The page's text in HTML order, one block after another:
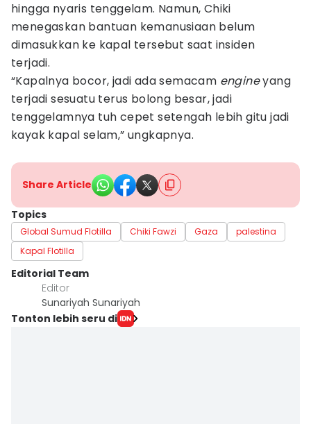
hingga nyaris tenggelam. Namun, Chiki
menegaskan bantuan kemanusiaan belum
dimasukkan ke kapal tersebut saat insiden
terjadi.
“Kapalnya bocor, jadi ada semacam engineyang
terjadi sesuatu terus bolong besar, jadi
tenggelamnya tuh cepet setengah lebih gitu jadi
kayak kapal selam,” ungkapnya.
Share Article
Topics
Global Sumud Flotilla Chiki Fawzi Gaza
palestina
Kapal Flotilla
Editorial Team
Editor
Sunariyah Sunariyah
Tonton lebih seru di